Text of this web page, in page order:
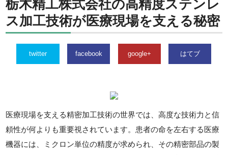
栃木精工株式会社の高精度ステンレ
ス加工技術が医療現場を支える秘密
twitter facebook google+ はてブ
医療現場を支える精密加工技術の世界では、高度な技術力と信
頼性が何よりも重要視されています。患者の命を左右する医療
機器には、ミクロン単位の精度が求められ、その精密部品の製